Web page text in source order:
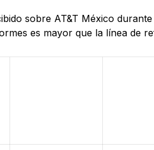
sobre AT&T México
es mayor que la línea de